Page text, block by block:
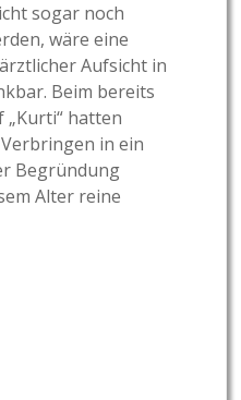
sogar noch
wäre eine
Aufsicht in
Beim bereits
hatten
in ein
Begründung
Alter reine